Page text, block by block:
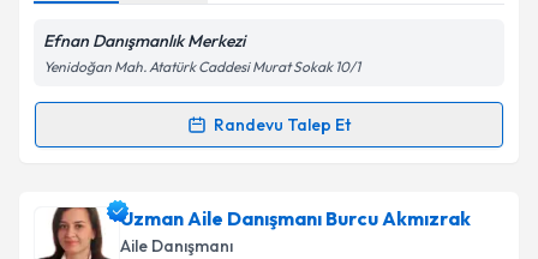
Kişisel verilerimin işlenmesine ilişkinAydınlatma
Metni'ni okudum ve kişisel verilerimin belirtilen
kapsamda işlenmesini kabul ediyorum.
Takvim Talebini Gönder
Efnan Danışmanlık Merkezi
Yenidoğan Mah. Atatürk Caddesi Murat Sokak 10/1
Randevu Talep Et
Randevu Takvimi Talebi
Aile Danışmanı Maşallah Kuşluiçin randevu takvimi
talebi oluşturun. Size bu uzmandan randevu almanız
Uzman Aile Danışmanı Burcu Akmızrak
Aile Danışmanı